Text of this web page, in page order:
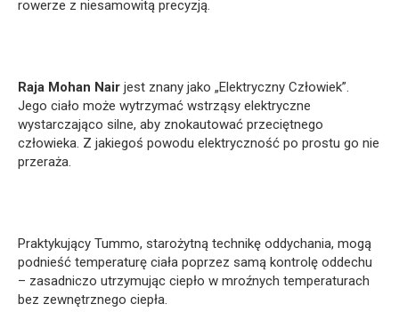
rowerze z niesamowitą precyzją.
Raja Mohan Nair jest znany jako „Elektryczny Człowiek”.
Jego ciało może wytrzymać wstrząsy elektryczne
wystarczająco silne, aby znokautować przeciętnego
człowieka. Z jakiegoś powodu elektryczność po prostu go nie
przeraża.
Praktykujący Tummo, starożytną technikę oddychania, mogą
podnieść temperaturę ciała poprzez samą kontrolę oddechu
– zasadniczo utrzymując ciepło w mroźnych temperaturach
bez zewnętrznego ciepła.